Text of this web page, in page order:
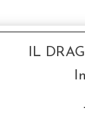
SCONTO 20%
IL